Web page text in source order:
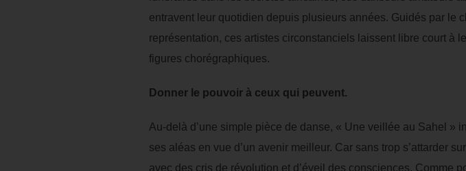
entravent leur quotidien depuis plusieurs années. Guidés par le
représentation, ces artistes circonstanciels laissent libre court à
figures chorégraphiques.
Donner le pouvoir à ceux qui peuvent.
Au-delà d’une simple pièce de danse, « Une veillée au Sahel »
ses aléas en vue d’un avenir meilleur. Car sans trop s’attarder
avec des cris de révolution et d’éveil des consciences. Comme